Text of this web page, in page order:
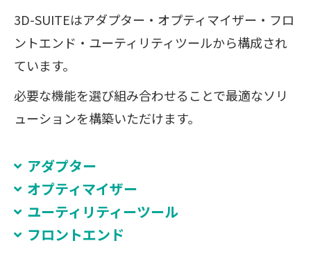
3D-SUITEはアダプター・オプティマイザー・フロ
ントエンド・ユーティリティツールから構成され
ています。
必要な機能を選び組み合わせることで最適なソリ
ューションを構築いただけます。
アダプター
オプティマイザー
ユーティリティーツール
フロントエンド